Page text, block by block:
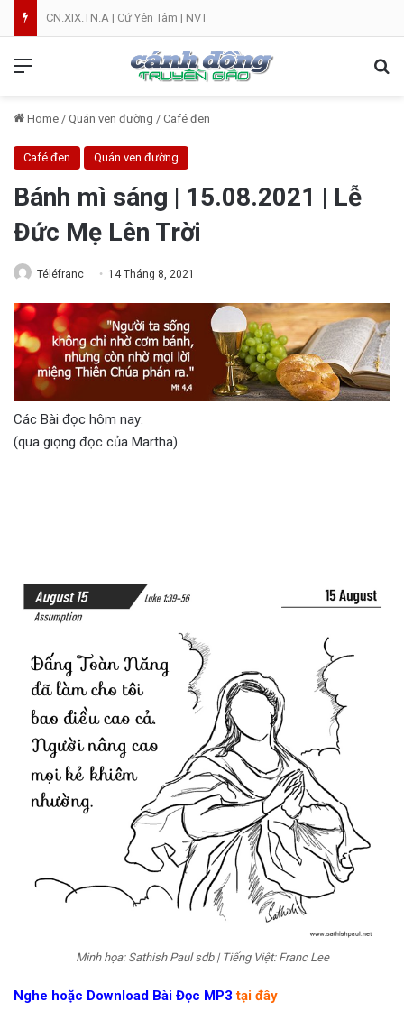
CN.XIX.TN.A | Cứ Yên Tâm | NVT
Home / Quán ven đường / Café đen
Café đen Quán ven đường
Bánh mì sáng | 15.08.2021 | Lễ
Đức Mẹ Lên Trời
Téléfranc 14 Tháng 8, 2021
Các Bài đọc hôm nay:
(qua giọng đọc của Martha)
Minh họa: Sathish Paul sdb | Tiếng Việt: Franc Lee
Nghe hoặc Download Bài Đọc MP3 tại đây